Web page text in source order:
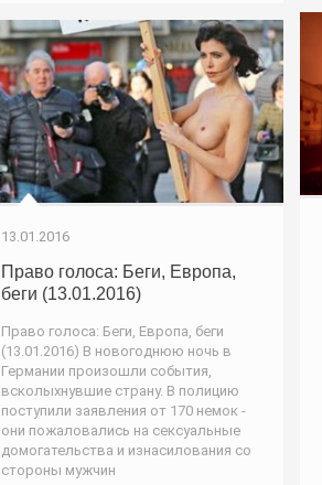
13.01.2016
Право голоса: Беги, Европа,
беги (13.01.2016)
Право голоса: Беги, Европа, беги
(13.01.2016) В новогоднюю ночь в
Германии произошли события,
всколыхнувшие страну. В полицию
поступили заявления от 170 немок -
они пожаловались на сексуальные
домогательства и изнасилования со
стороны мужчин